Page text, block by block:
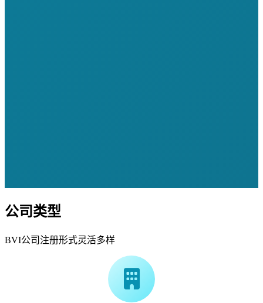
公司类型
BVI公司注册形式灵活多样